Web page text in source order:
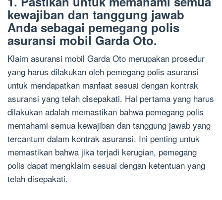
kewajiban dan tanggung jawab
Anda sebagai pemegang polis
asuransi mobil Garda Oto.
Klaim asuransi mobil Garda Oto merupakan prosedur
yang harus dilakukan oleh pemegang polis asuransi
untuk mendapatkan manfaat sesuai dengan kontrak
asuransi yang telah disepakati. Hal pertama yang harus
dilakukan adalah memastikan bahwa pemegang polis
memahami semua kewajiban dan tanggung jawab yang
tercantum dalam kontrak asuransi. Ini penting untuk
memastikan bahwa jika terjadi kerugian, pemegang
polis dapat mengklaim sesuai dengan ketentuan yang
telah disepakati.